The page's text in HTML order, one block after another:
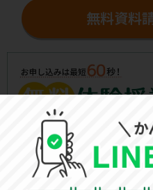
無料資料